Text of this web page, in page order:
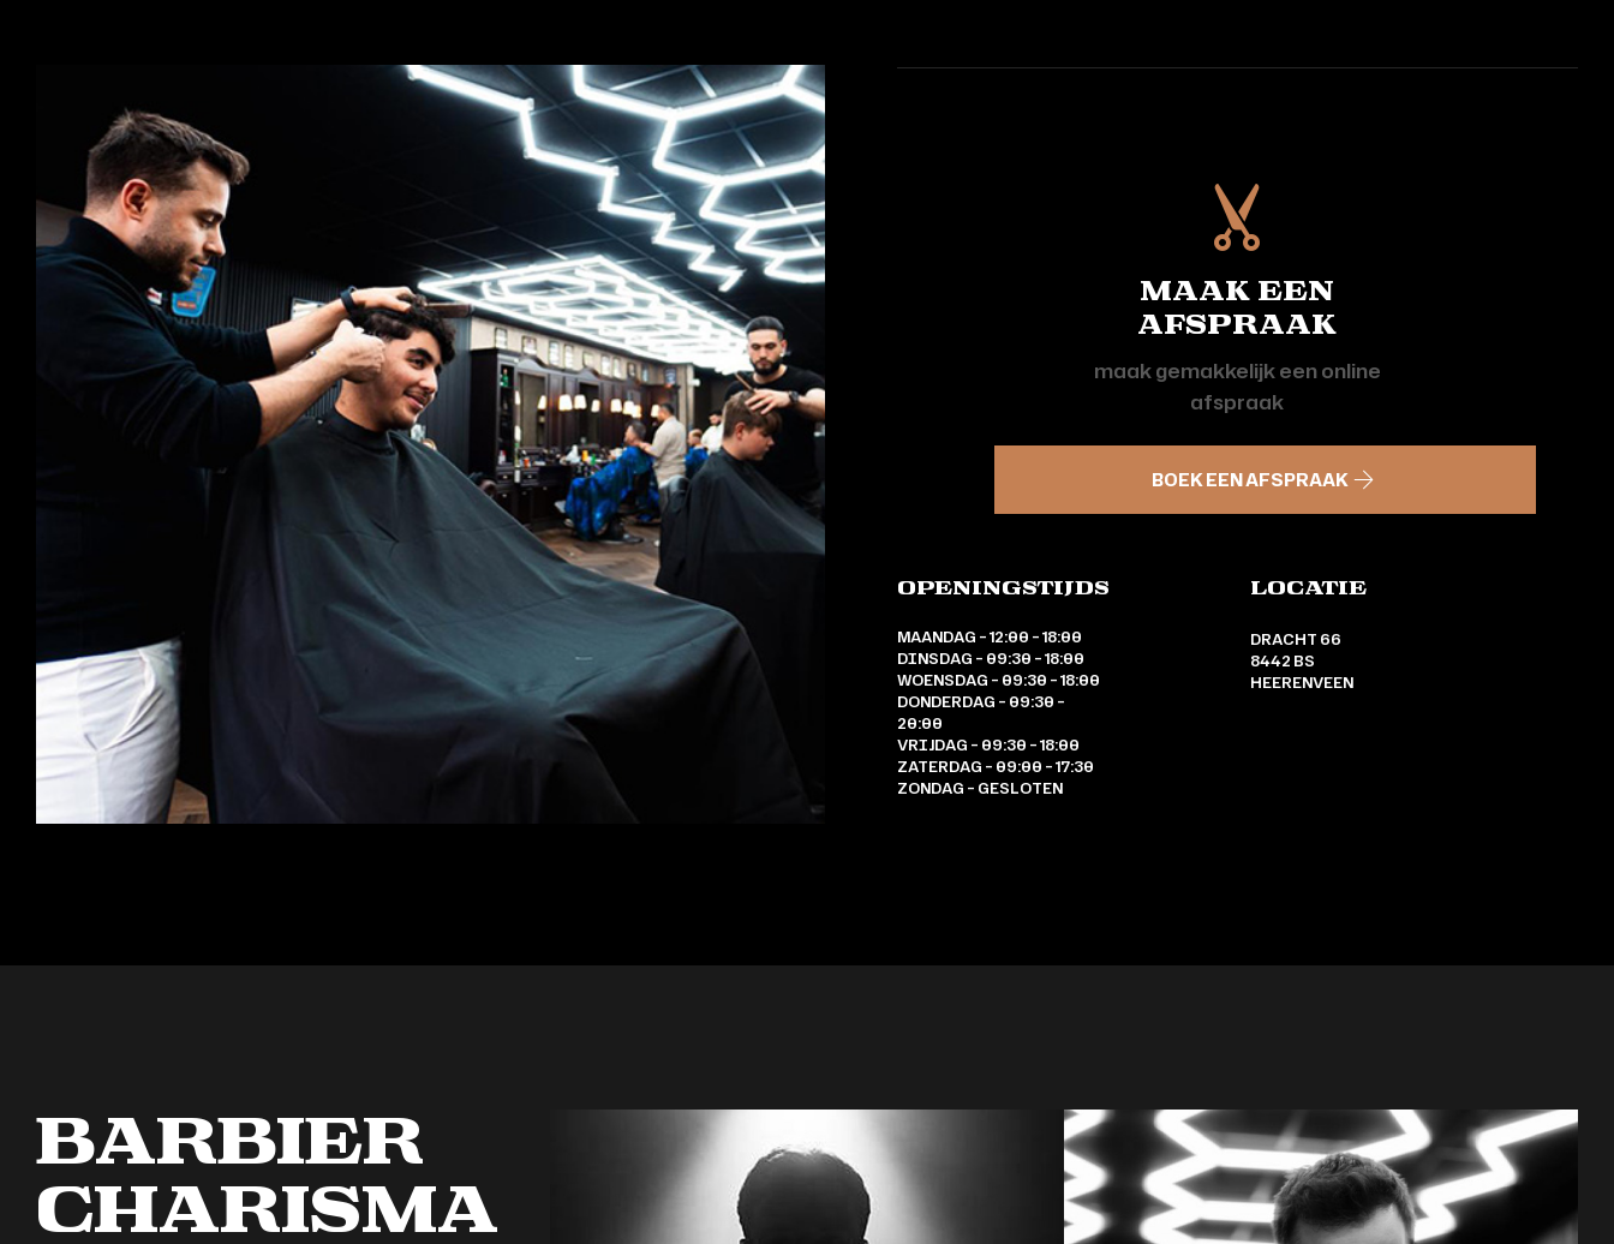
maak een
afspraak
maak gemakkelijk een online
afspraak
BOEK EEN AFSPRAAK
Openingstijds
MAANDAG – 12:00 – 18:00
DINSDAG – 09:30 – 18:00
WOENSDAG – 09:30 – 18:00
DONDERDAG – 09:30 –
20:00
VRIJDAG – 09:30 – 18:00
ZATERDAG – 09:00 – 17:30
ZONDAG – GESLOTEN
locatie
DRACHT 66
8442 BS
HEERENVEEN
Barbier
Charisma